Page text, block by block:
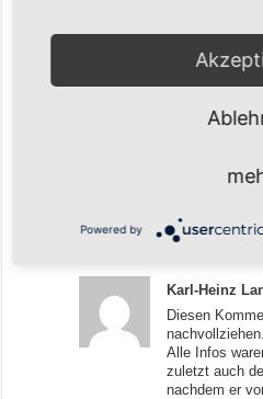
durchzuführen und
In dem Sinne bis
Leider wurde eben
aktualisiert, sondern
Bin gespannt wie das
Karl-Heinz
Diesen
nachvollziehen.
Alle Infos
zuletzt auch
nachdem er
Powered by